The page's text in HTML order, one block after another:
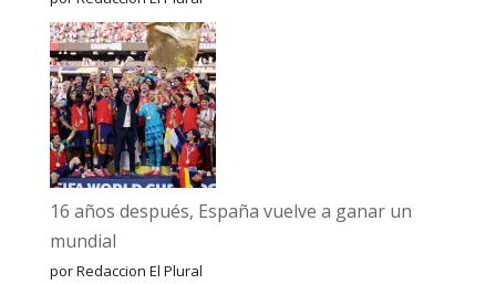
16 años después, España vuelve a ganar un
mundial
por Redaccion El Plural